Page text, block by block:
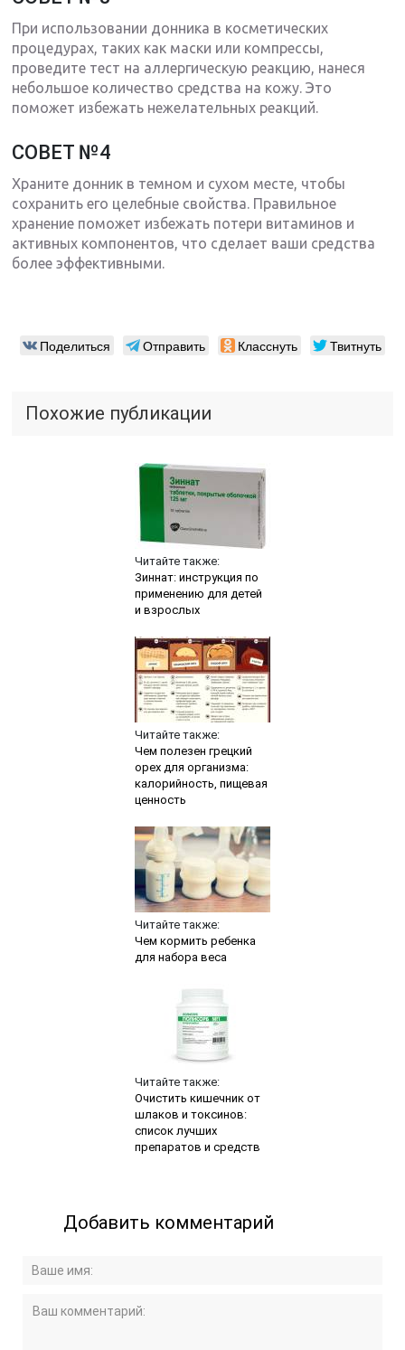
При использовании донника в косметических
процедурах, таких как маски или компрессы,
проведите тест на аллергическую реакцию, нанеся
небольшое количество средства на кожу. Это
поможет избежать нежелательных реакций.
СОВЕТ №4
Храните донник в темном и сухом месте, чтобы
сохранить его целебные свойства. Правильное
хранение поможет избежать потери витаминов и
активных компонентов, что сделает ваши средства
более эффективными.
Поделиться Отправить Класснуть Твитнуть
Похожие публикации
Читайте также:
Зиннат: инструкция по
применению для детей
и взрослых
Читайте также:
Чем полезен грецкий
орех для организма:
калорийность, пищевая
ценность
Читайте также:
Чем кормить ребенка
для набора веса
Читайте также:
Очистить кишечник от
шлаков и токсинов:
список лучших
препаратов и средств
Добавить комментарий